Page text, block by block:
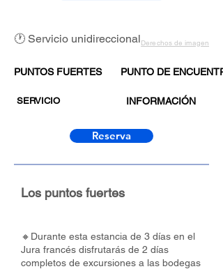
🕐 Servicio unidireccionalDerechos de imagen
PUNTOS FUERTES
SERVICIO
PUNTO DE
INFORMACIÓN
Reserva
Los puntos fuertes
🔸Durante esta estancia de 3 días en el
Jura francés disfrutarás de 2 días
completos de excursiones a las bodegas